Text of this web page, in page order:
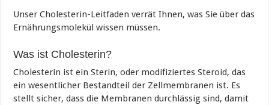
Unser Cholesterin-Leitfaden verrät Ihnen, was Sie über das
Ernährungsmolekül wissen müssen.
Was ist Cholesterin?
Cholesterin ist ein Sterin, oder modifiziertes Steroid, das
ein wesentlicher Bestandteil der Zellmembranen ist. Es
stellt sicher, dass die Membranen durchlässig sind, damit